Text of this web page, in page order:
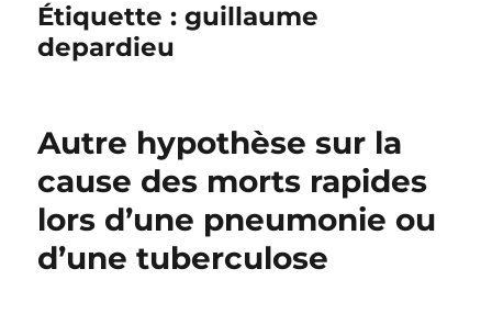
Étiquette : guillaume
depardieu
Autre hypothèse sur la
cause des morts rapides
lors d’une pneumonie ou
d’une tuberculose